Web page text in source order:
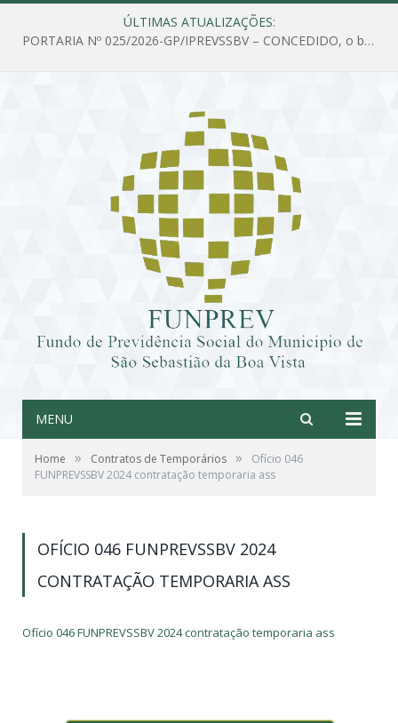
ÚLTIMAS ATUALIZAÇÕES:
PORTARIA Nº 025/2026-GP/IPREVSSBV – CONCEDIDO, o benefício de PENSÃO a MARIA ESTELA DOS SANTOS SOUZA
MENU
Home » Contratos de Temporários »
Ofício 046
FUNPREVSSBV 2024 contratação temporaria ass
OFÍCIO 046 FUNPREVSSBV 2024
CONTRATAÇÃO TEMPORARIA ASS
Ofício 046 FUNPREVSSBV 2024 contratação temporaria ass